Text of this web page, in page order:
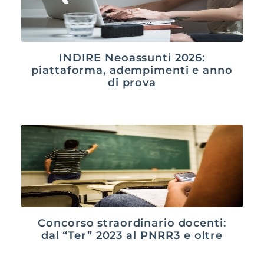
INDIRE Neoassunti 2026:
piattaforma, adempimenti e anno
di prova
Concorso straordinario docenti:
dal “Ter” 2023 al PNRR3 e oltre